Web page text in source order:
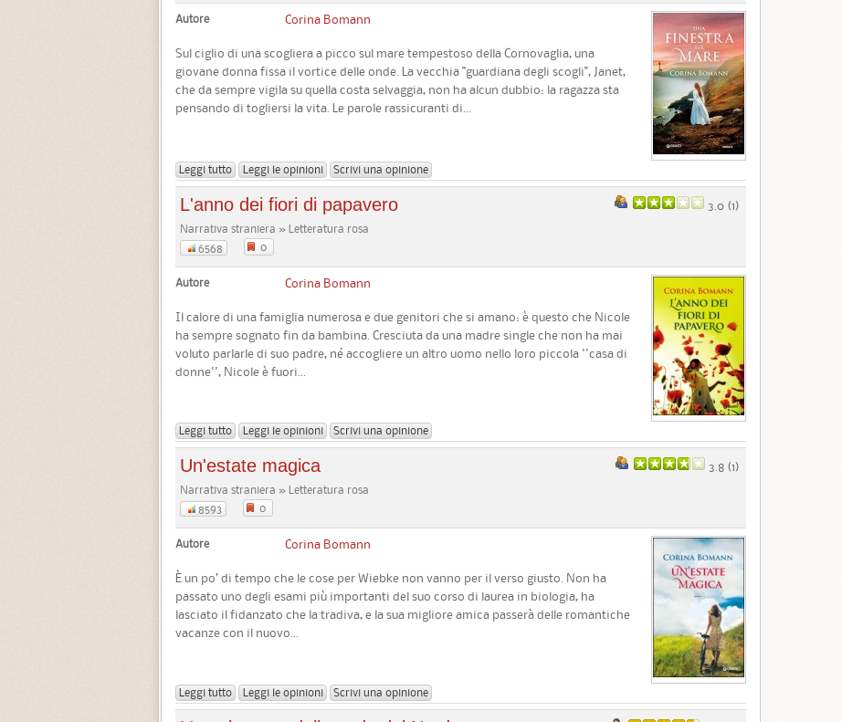
Autore Corina Bomann
Sul ciglio di una scogliera a picco sul mare tempestoso della Cornovaglia, una
giovane donna fissa il vortice delle onde. La vecchia "guardiana degli scogli", Janet,
che da sempre vigila su quella costa selvaggia, non ha alcun dubbio: la ragazza sta
pensando di togliersi la vita. Le parole rassicuranti di...
Leggi tutto Leggi le opinioni Scrivi una opinione
3.0 (1)
L'anno dei fiori di papavero
Narrativa straniera » Letteratura rosa
6568
0
Autore Corina Bomann
Il calore di una famiglia numerosa e due genitori che si amano: è questo che Nicole
ha sempre sognato fin da bambina. Cresciuta da una madre single che non ha mai
voluto parlarle di suo padre, né accogliere un altro uomo nello loro piccola ''casa di
donne'', Nicole è fuori...
Leggi tutto Leggi le opinioni Scrivi una opinione
3.8 (1)
Un'estate magica
Narrativa straniera » Letteratura rosa
8593
0
Autore Corina Bomann
È un po’ di tempo che le cose per Wiebke non vanno per il verso giusto. Non ha
passato uno degli esami più importanti del suo corso di laurea in biologia, ha
lasciato il fidanzato che la tradiva, e la sua migliore amica passerà delle romantiche
vacanze con il nuovo...
Leggi tutto Leggi le opinioni Scrivi una opinione